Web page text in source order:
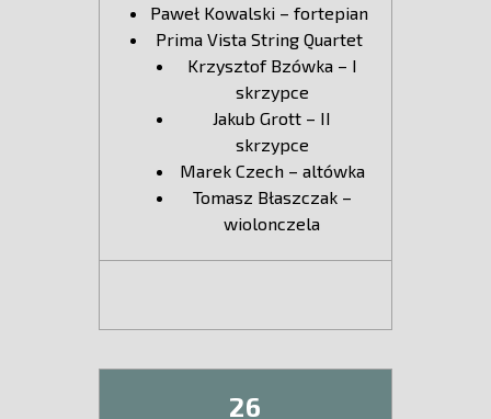
Paweł Kowalski – fortepian
Prima Vista String Quartet
Krzysztof Bzówka – I
skrzypce
Jakub Grott – II
skrzypce
Marek Czech – altówka
Tomasz Błaszczak –
wiolonczela
26